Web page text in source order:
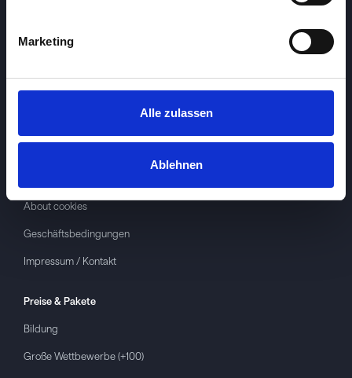
Marketing
Alle zulassen
Ablehnen
About cookies
Geschäftsbedingungen
Impressum / Kontakt
Preise & Pakete
Bildung
Große Wettbewerbe (+100)